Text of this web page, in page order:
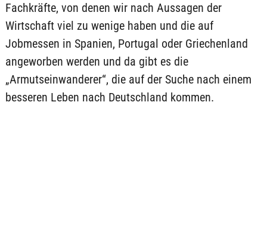
Fachkräfte, von denen wir nach Aussagen der
Wirtschaft viel zu wenige haben und die auf
Jobmessen in Spanien, Portugal oder Griechenland
angeworben werden und da gibt es die
„Armutseinwanderer“, die auf der Suche nach einem
besseren Leben nach Deutschland kommen.